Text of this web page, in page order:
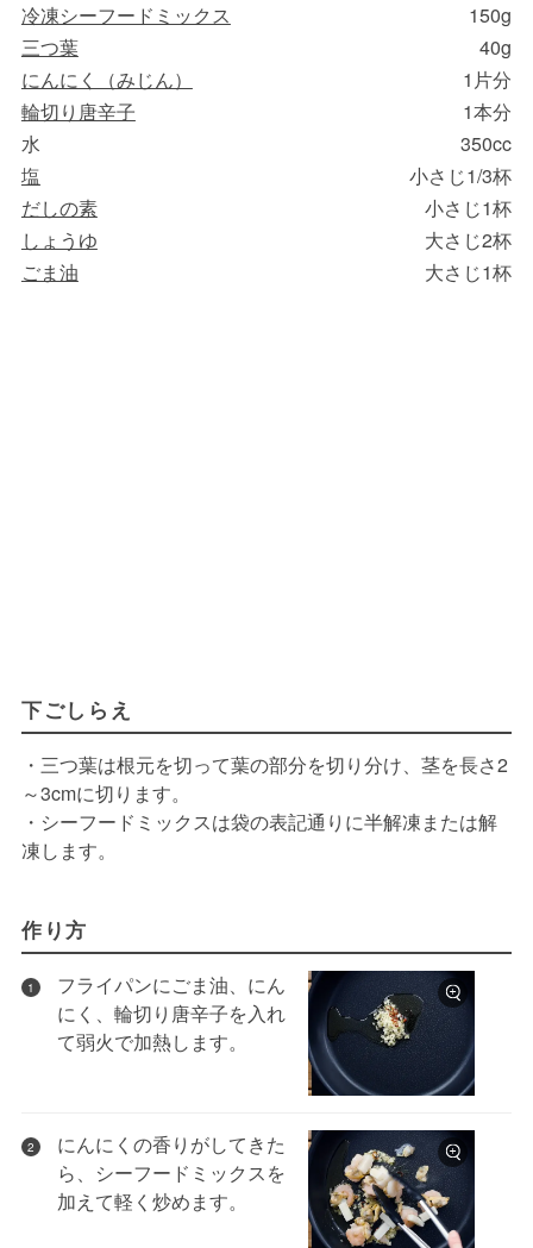
冷凍シーフードミックス
150g
三つ葉
40g
にんにく（みじん）
1片分
輪切り唐辛子
1本分
水
350cc
塩
小さじ1/3杯
だしの素
小さじ1杯
しょうゆ
大さじ2杯
ごま油
大さじ1杯
下ごしらえ
・三つ葉は根元を切って葉の部分を切り分け、茎を長さ2
～3cmに切ります。
・シーフードミックスは袋の表記通りに半解凍または解
凍します。
作り方
1
フライパンにごま油、にん
にく、輪切り唐辛子を入れ
て弱火で加熱します。
2
にんにくの香りがしてきた
ら、シーフードミックスを
加えて軽く炒めます。